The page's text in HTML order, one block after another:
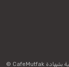
© CafeMutfak جميع الحقوق محفوظة. معلومات بطاقتك محمية محمية بشهادة SSL 256